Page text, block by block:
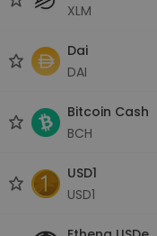
XLM
Dai
DAI
Bitcoin Cash
BCH
USD1
USD1